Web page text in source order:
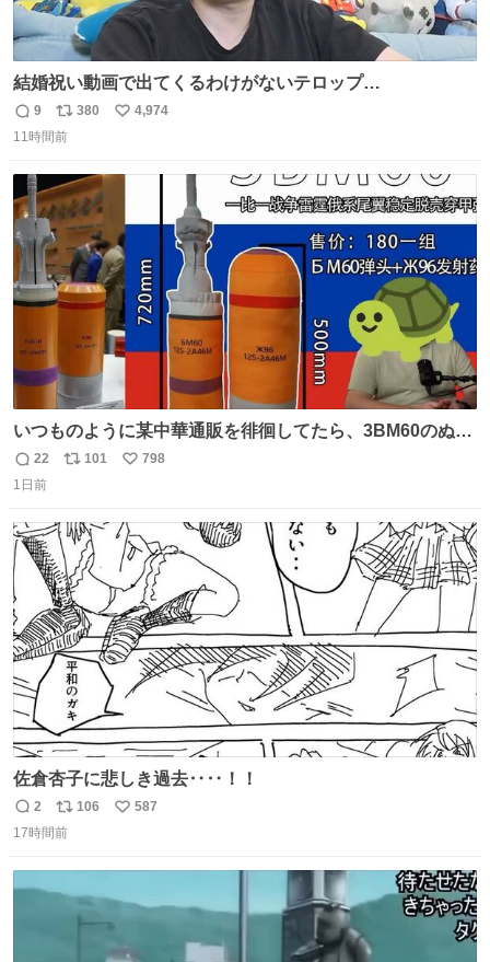
結婚祝い動画で出てくるわけがないテロップ
youtu.be/4pJ7U22AYtw
返
信
9
リ
ポ
ト
数
380
い
4,974
11時間前
いつものように某中華通販を徘徊してたら、3BM60のぬい
ぐるみを発見してしまった…。
返
信
22
リ
ト
数
101
い
数
798
1日前
佐倉杏子に悲しき過去‥‥！！
返
信
2
リ
ポ
106
い
587
17時間前